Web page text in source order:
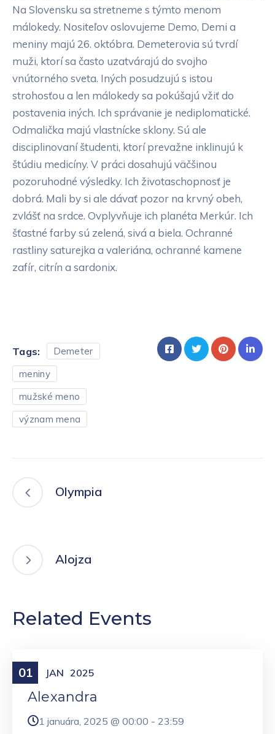
Na Slovensku sa stretneme s týmto menom
málokedy. Nositeľov oslovujeme Demo, Demi a
meniny majú 26. októbra. Demeterovia sú tvrdí
muži, ktorí sa často uzatvárajú do svojho
vnútorného sveta. Iných posudzujú s istou
strohosťou a len málokedy sa pokúšajú vžiť do
postavenia iných. Ich správanie je nediplomatické.
Odmalička majú vlastnícke sklony. Sú ale
disciplinovaní študenti, ktorí prevažne inklinujú k
štúdiu medicíny. V práci dosahujú väčšinou
pozoruhodné výsledky. Ich životaschopnosť je
dobrá. Mali by si ale dávať pozor na krvný obeh,
zvlášť na srdce. Ovplyvňuje ich planéta Merkúr. Ich
šťastné farby sú zelená, sivá a biela. Ochranné
rastliny saturejka a valeriána, ochranné kamene
zafír, citrín a sardonix.
Tags:
Demeter
meniny
mužské meno
význam mena
Olympia
Alojza
Related Events
01 JAN 2025
Meniny
Alexandra
1 januára, 2025 @ 00:00 - 23:59